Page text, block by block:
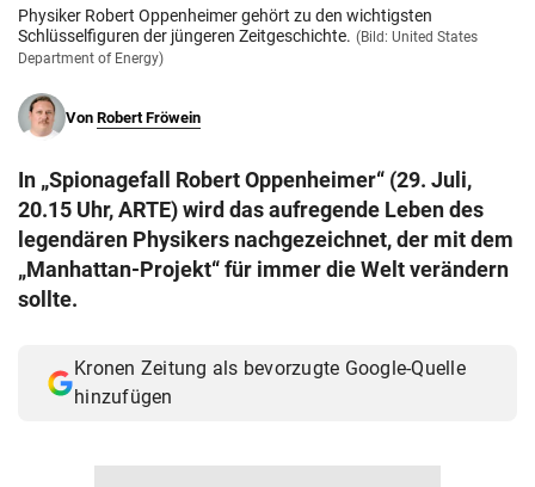
Physiker Robert Oppenheimer gehört zu den wichtigsten
Schlüsselfiguren der jüngeren Zeitgeschichte. (Bild: United States
Department of Energy)
Von Robert Fröwein
In „Spionagefall Robert Oppenheimer“ (29. Juli,
20.15 Uhr, ARTE) wird das aufregende Leben des
legendären Physikers nachgezeichnet, der mit dem
„Manhattan-Projekt“ für immer die Welt verändern
sollte.
Kronen Zeitung als bevorzugte Google-Quelle
hinzufügen